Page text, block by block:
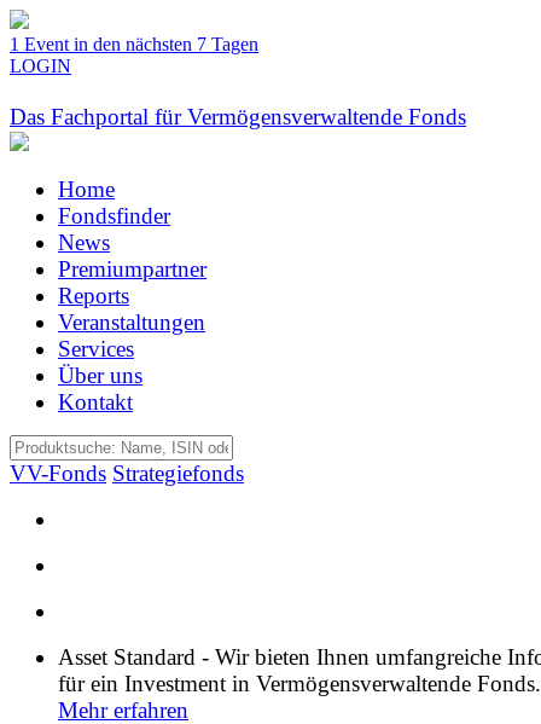
1 Event in den nächsten 7 Tagen
LOGIN
Das Fachportal für Vermögensverwaltende Fonds
Home
Fondsfinder
News
Premiumpartner
Reports
Veranstaltungen
Services
Über uns
Kontakt
VV-Fonds Strategiefonds
Asset Standard - Wir bieten Ihnen umfangreiche
für ein Investment in Vermögensverwaltende Fonds.
Mehr erfahren